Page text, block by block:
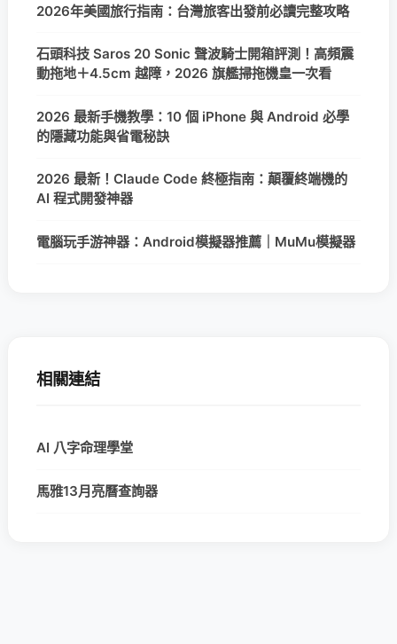
2026年美國旅行指南：台灣旅客出發前必讀完整攻略
石頭科技 Saros 20 Sonic 聲波騎士開箱評測！高頻震
動拖地＋4.5cm 越障，2026 旗艦掃拖機皇一次看
2026 最新手機教學：10 個 iPhone 與 Android 必學
的隱藏功能與省電秘訣
2026 最新！Claude Code 終極指南：顛覆終端機的
AI 程式開發神器
電腦玩手游神器：Android模擬器推薦｜MuMu模擬器
相關連結
AI 八字命理學堂
馬雅13月亮曆查詢器